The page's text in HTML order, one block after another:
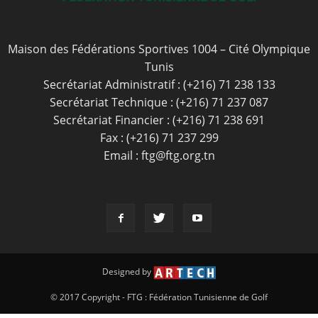
Maison des Fédérations Sportives 1004 – Cité Olympique
Tunis
Secrétariat Administratif : (+216) 71 238 133
Secrétariat Technique : (+216) 71 237 087
Secrétariat Financier : (+216) 71 238 691
Fax : (+216) 71 237 299
Email : ftg@ftg.org.tn
Designed by
© 2017 Copyright - FTG : Fédération Tunisienne de Golf